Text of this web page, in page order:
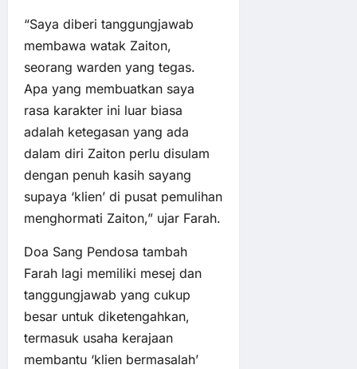
“Saya diberi tanggungjawab
membawa watak Zaiton,
seorang warden yang tegas.
Apa yang membuatkan saya
rasa karakter ini luar biasa
adalah ketegasan yang ada
dalam diri Zaiton perlu disulam
dengan penuh kasih sayang
supaya ‘klien’ di pusat pemulihan
menghormati Zaiton,” ujar Farah.
Doa Sang Pendosa tambah
Farah lagi memiliki mesej dan
tanggungjawab yang cukup
besar untuk diketengahkan,
termasuk usaha kerajaan
membantu ‘klien bermasalah’